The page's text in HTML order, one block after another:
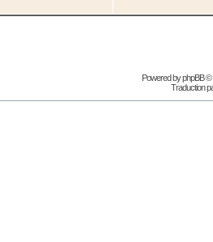
Powered byphpBB©
Traduction